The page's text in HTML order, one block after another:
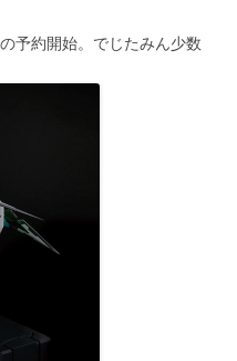
予約開始。でじたみん少数